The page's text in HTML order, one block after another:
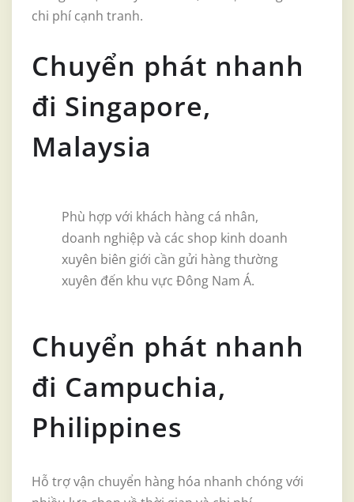
chi phí cạnh tranh.
Chuyển phát nhanh
đi Singapore,
Malaysia
Phù hợp với khách hàng cá nhân,
doanh nghiệp và các shop kinh doanh
xuyên biên giới cần gửi hàng thường
xuyên đến khu vực Đông Nam Á.
Chuyển phát nhanh
đi Campuchia,
Philippines
Hỗ trợ vận chuyển hàng hóa nhanh chóng với